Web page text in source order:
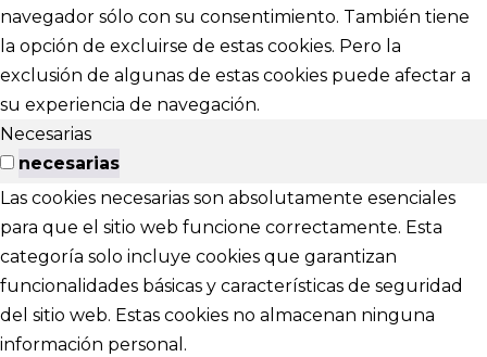
navegador sólo con su consentimiento. También tiene
la opción de excluirse de estas cookies. Pero la
exclusión de algunas de estas cookies puede afectar a
su experiencia de navegación.
Necesarias
necesarias
Las cookies necesarias son absolutamente esenciales
para que el sitio web funcione correctamente. Esta
categoría solo incluye cookies que garantizan
funcionalidades básicas y características de seguridad
del sitio web. Estas cookies no almacenan ninguna
información personal.